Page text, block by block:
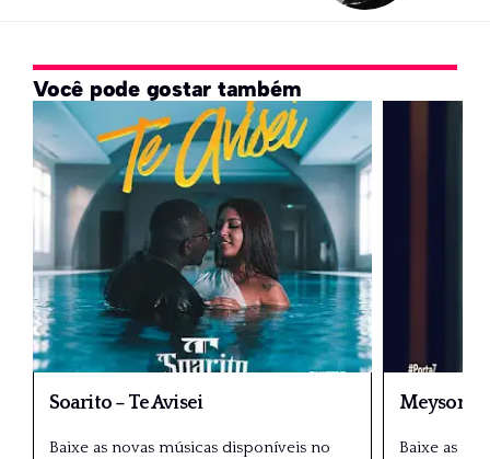
Você pode gostar também
Soarito – Te Avisei
Baixe as novas músicas disponíveis no
Meyson
Baixe as